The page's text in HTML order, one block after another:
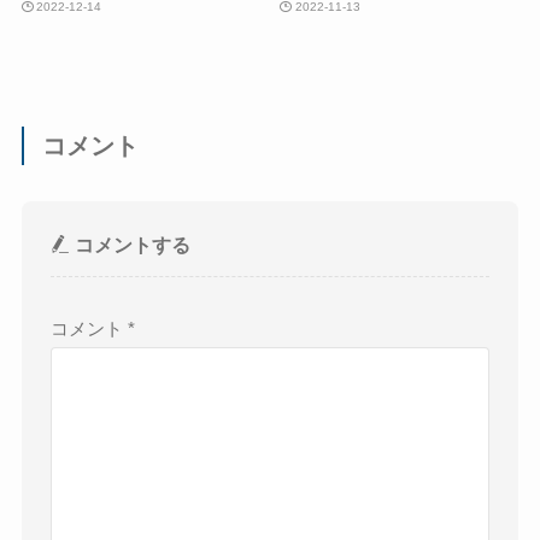
2022-12-14 2022-11-13
コメント
コメントする
コメント*